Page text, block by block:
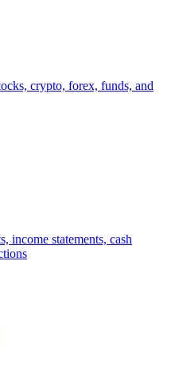
crypto, forex, funds, and
income statements, cash